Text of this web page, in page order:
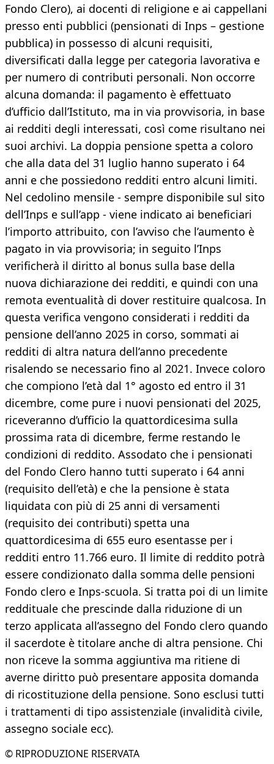
Fondo Clero), ai docenti di religione e ai cappellani
presso enti pubblici (pensionati di Inps – gestione
pubblica) in possesso di alcuni requisiti,
diversificati dalla legge per categoria lavorativa e
per numero di contributi personali. Non occorre
alcuna domanda: il pagamento è effettuato
d’ufficio dall’Istituto, ma in via provvisoria, in base
ai redditi degli interessati, così come risultano nei
suoi archivi. La doppia pensione spetta a coloro
che alla data del 31 luglio hanno superato i 64
anni e che possiedono redditi entro alcuni limiti.
Nel cedolino mensile - sempre disponibile sul sito
dell’Inps e sull’app - viene indicato ai beneficiari
l’importo attribuito, con l’avviso che l’aumento è
pagato in via provvisoria; in seguito l’Inps
verificherà il diritto al bonus sulla base della
nuova dichiarazione dei redditi, e quindi con una
remota eventualità di dover restituire qualcosa. In
questa verifica vengono considerati i redditi da
pensione dell’anno 2025 in corso, sommati ai
redditi di altra natura dell’anno precedente
risalendo se necessario fino al 2021. Invece coloro
che compiono l’età dal 1° agosto ed entro il 31
dicembre, come pure i nuovi pensionati del 2025,
riceveranno d’ufficio la quattordicesima sulla
prossima rata di dicembre, ferme restando le
condizioni di reddito. Assodato che i pensionati
del Fondo Clero hanno tutti superato i 64 anni
(requisito dell’età) e che la pensione è stata
liquidata con più di 25 anni di versamenti
(requisito dei contributi) spetta una
quattordicesima di 655 euro esentasse per i
redditi entro 11.766 euro. Il limite di reddito potrà
essere condizionato dalla somma delle pensioni
Fondo clero e Inps-scuola. Si tratta poi di un limite
reddituale che prescinde dalla riduzione di un
terzo applicata all’assegno del Fondo clero quando
il sacerdote è titolare anche di altra pensione. Chi
non riceve la somma aggiuntiva ma ritiene di
averne diritto può presentare apposita domanda
di ricostituzione della pensione. Sono esclusi tutti
i trattamenti di tipo assistenziale (invalidità civile,
assegno sociale ecc).
© RIPRODUZIONE RISERVATA